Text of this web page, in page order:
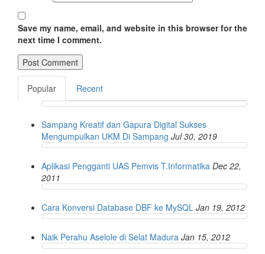
Save my name, email, and website in this browser for the
next time I comment.
Popular Recent
Sampang Kreatif dan Gapura Digital Sukses
Mengumpulkan UKM Di Sampang Jul 30, 2019
Aplikasi Pengganti UAS Pemvis T.Informatika Dec 22,
2011
Cara Konversi Database DBF ke MySQL Jan 19, 2012
Naik Perahu Aselole di Selat Madura Jan 15, 2012